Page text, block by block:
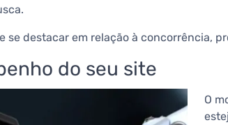
se destacar em relação à concorrência,
do seu site
O